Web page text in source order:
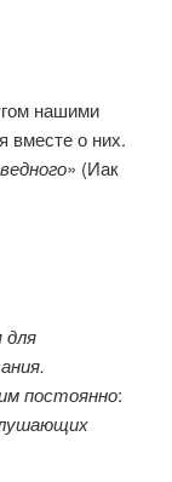
нашими
вместе о них.
» (Иак
для
постоянно: